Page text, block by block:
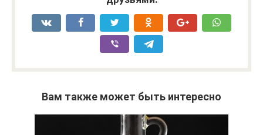
Вам также может быть интересно